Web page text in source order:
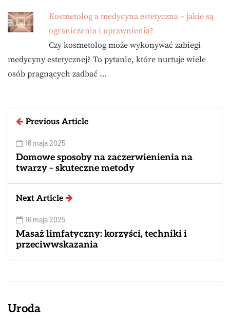
Kosmetolog a medycyna estetyczna – jakie są
ograniczenia i uprawnienia?
Czy kosmetolog może wykonywać zabiegi
medycyny estetycznej? To pytanie, które nurtuje wiele
osób pragnących zadbać …
Previous Article
16 maja 2025
Domowe sposoby na zaczerwienienia na
twarzy – skuteczne metody
Next Article
16 maja 2025
Masaż limfatyczny: korzyści, techniki i
przeciwwskazania
Uroda